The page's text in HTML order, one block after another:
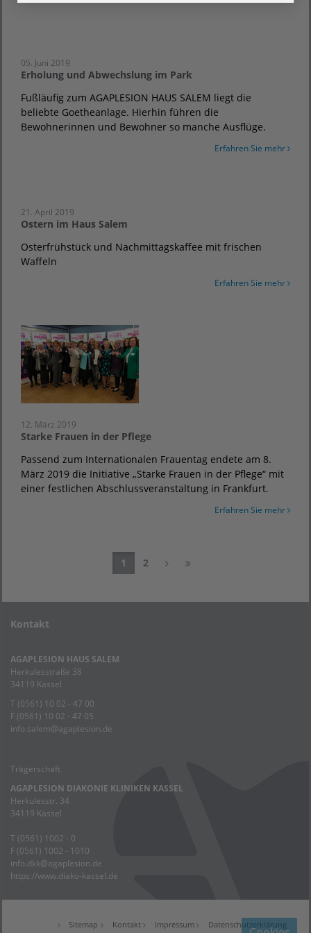
05. Juni 2019
Erholung und Abwechslung im Park
Fußläufig zum AGAPLESION HAUS SALEM liegt die
beliebte Goetheanlage. Hierhin führen die
Bewohnerinnen und Bewohner so manche Ausflüge.
Erfahren Sie mehr
21. April 2019
Ostern im Haus Salem
Osterfrühstück und Nachmittagskaffee mit frischen
Waffeln
Erfahren Sie mehr
12. März 2019
Starke Frauen in der Pflege
Passend zum Internationalen Frauentag endete am 8.
März 2019 die Initiative „Starke Frauen in der Pflege“ mit
einer festlichen Abschlussveranstaltung in Frankfurt.
Erfahren Sie mehr
1 2
Kontakt
AGAPLESION HAUS SALEM
Herkulesstraße 38
34119 Kassel
T (0561) 10 02 - 47 00
F (0561) 10 02 - 47 05
info.salem@agaplesion.de
Trägerschaft
AGAPLESION DIAKONIE KLINIKEN KASSEL
Herkulesstr. 34
34119 Kassel
T (0561) 1002 - 0
F (0561) 1002 - 1010
info.dkk@agaplesion.de
https://www.diako-kassel.de
Sitemap Kontakt Impressum Datenschutzerklärung